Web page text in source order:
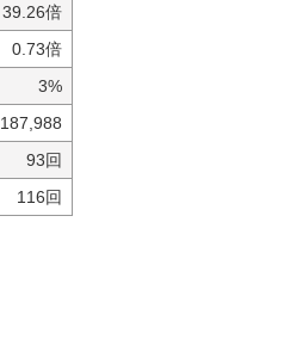
39.26倍
0.73倍
3%
187,988
93回
116回